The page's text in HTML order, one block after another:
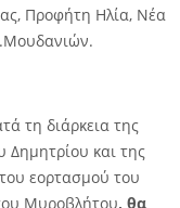
Προφήτη Ηλία, Νέα
τη διάρκεια της
Δημητρίου και της
εορτασμού του
Μυροβλήτου, θα